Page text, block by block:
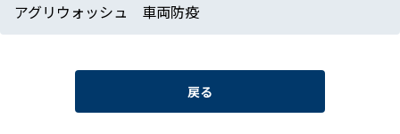
アグリウォッシュ 車両防疫
戻る